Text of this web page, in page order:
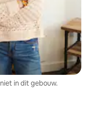
in dit gebouw.